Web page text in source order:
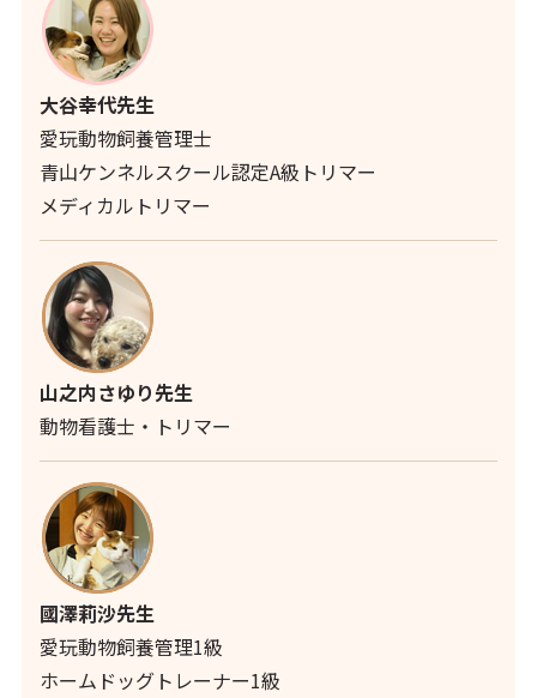
大谷幸代先生
愛玩動物飼養管理士
青山ケンネルスクール認定A級トリマー
メディカルトリマー
山之内さゆり先生
動物看護士・トリマー
國澤莉沙先生
愛玩動物飼養管理1級
ホームドッグトレーナー1級